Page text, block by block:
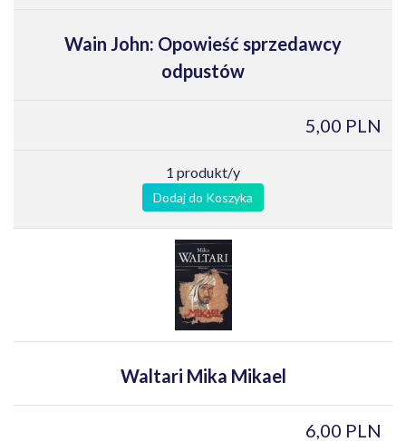
Wain John: Opowieść sprzedawcy
odpustów
5,00 PLN
1 produkt/y
Dodaj do Koszyka
Waltari Mika Mikael
6,00 PLN